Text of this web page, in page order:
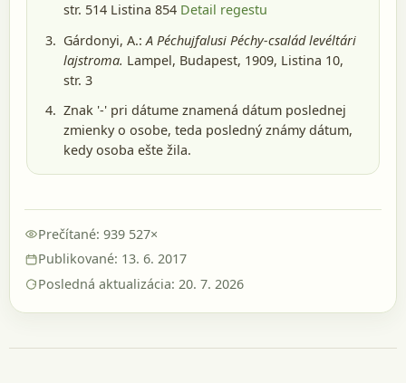
str. 514 Listina 854 Detail regestu
Gárdonyi, A.:A Péchujfalusi Péchy-család levéltári
lajstroma. Lampel, Budapest, 1909, Listina 10,
str. 3
Znak '-' pri dátume znamená dátum poslednej
zmienky o osobe, teda posledný známy dátum,
kedy osoba ešte žila.
Prečítané: 939 527×
Publikované: 13. 6. 2017
Posledná aktualizácia: 20. 7. 2026